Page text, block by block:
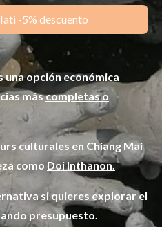
-5% descuento
una opción económica
máscompletas o
culturales en Chiang Mai
como Doi Inthanon.
si quieres explorar el
presupuesto.